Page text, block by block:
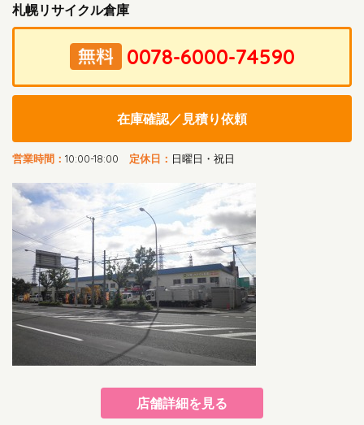
札幌リサイクル倉庫
在庫確認／見積り依頼
営業時間： 10:00-18:00 定休日： 日曜日・祝日
店舗詳細を見る